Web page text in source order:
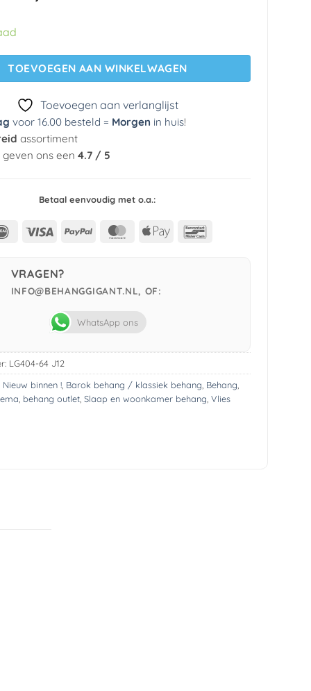
prijs
was:
€ 29,95.
TOEVOEGEN AAN WINKELWAGEN
Toevoegen aan verlanglijst
voor 16.00 besteld = Morgen in huis!
assortiment
ons een 4.7 / 5
Betaal eenvoudig met o.a.:
IDeal Visa PayPal MasterCard
Apple
VRAGEN?
INFO@BEHANGGIGANT.NL, OF:
WhatsApp ons
LG404-64 J12
Nieuw binnen !, Barok behang / klassiek behang Behang
behang outlet, Slaap en woonkamer behang Vlies